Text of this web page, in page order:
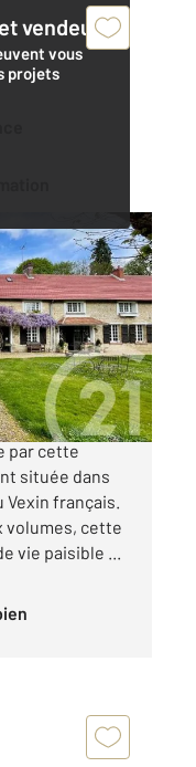
vendeur,
vous
projets
cœur du Vexin
par cette
située dans
Vexin français.
volumes, cette
vie paisible ...